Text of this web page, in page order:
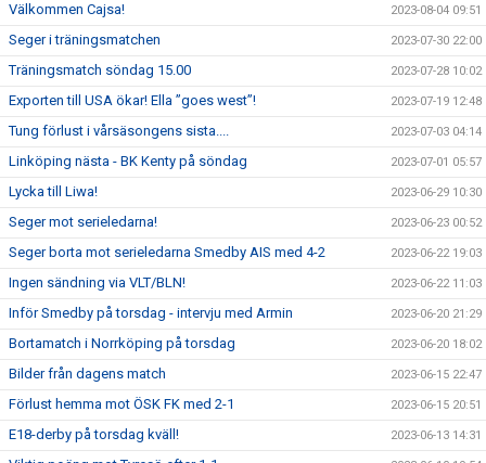
Välkommen Cajsa! 2023-08-04 09:51
Seger i träningsmatchen 2023-07-30 22:00
Träningsmatch söndag 15.00 2023-07-28 10:02
Exporten till USA ökar! Ella ”goes west”! 2023-07-19 12:48
Tung förlust i vårsäsongens sista.... 2023-07-03 04:14
Linköping nästa - BK Kenty på söndag 2023-07-01 05:57
Lycka till Liwa! 2023-06-29 10:30
Seger mot serieledarna! 2023-06-23 00:52
Seger borta mot serieledarna Smedby AIS med 4-2 2023-06-22 19:03
Ingen sändning via VLT/BLN! 2023-06-22 11:03
Inför Smedby på torsdag - intervju med Armin 2023-06-20 21:29
Bortamatch i Norrköping på torsdag 2023-06-20 18:02
Bilder från dagens match 2023-06-15 22:47
Förlust hemma mot ÖSK FK med 2-1 2023-06-15 20:51
E18-derby på torsdag kväll! 2023-06-13 14:31